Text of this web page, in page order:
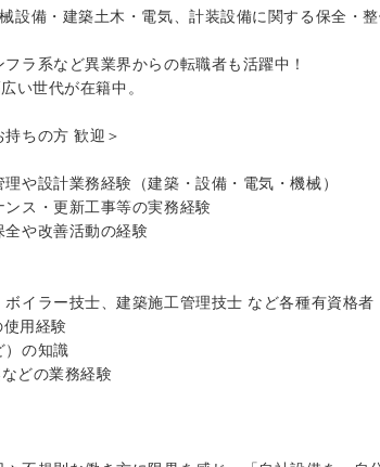
設備・建築土木・電気、計装設備に関する保全
ラ系など異業界からの転職者も活躍中！
い世代が在籍中。
ちの方 歓迎＞
や設計業務経験（建築・設備・電気・機械）
ンス・更新工事等の実務経験
全や改善活動の経験
ボイラー技士、建築施工管理技士 など各種有資格者
用経験
）の知識
どの業務経験